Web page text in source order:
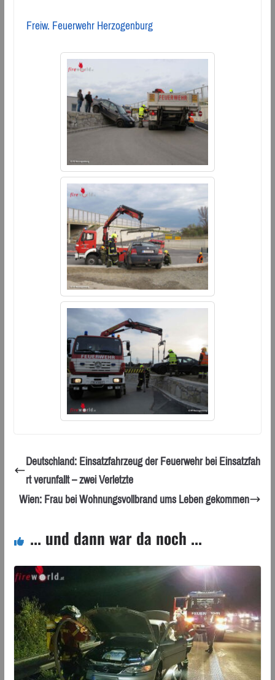
Freiw. Feuerwehr Herzogenburg
Deutschland: Einsatzfahrzeug der Feuerwehr bei Einsatzfah
rt verunfallt – zwei Verletzte
Wien: Frau bei Wohnungsvollbrand ums Leben gekommen
... und dann war da noch ...